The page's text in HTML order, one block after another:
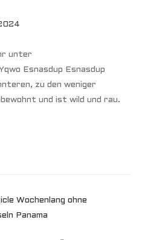
unter
Esnasdup Esnasdup
zu den weniger
und ist wild und rau.